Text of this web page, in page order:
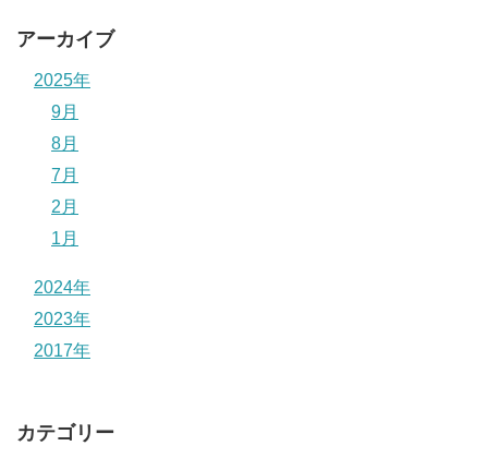
アーカイブ
2025年
9月
8月
7月
2月
1月
2024年
2023年
2017年
カテゴリー